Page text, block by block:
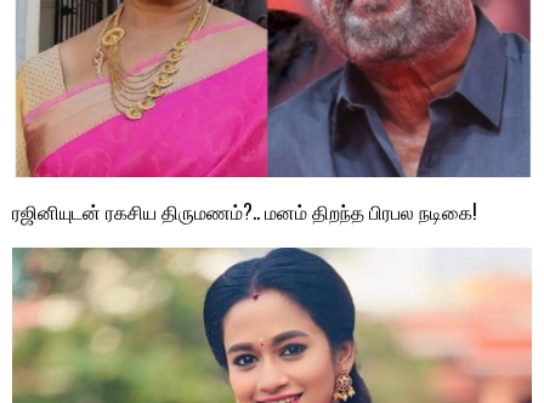
ரஜினியுடன் ரகசிய திருமணம்?.. மனம் திறந்த பிரபல நடிகை!